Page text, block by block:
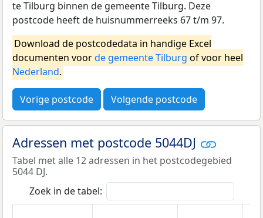
te Tilburg binnen de gemeente Tilburg. Deze
postcode heeft de huisnummerreeks 67 t/m 97.
Download de postcodedata in handige Excel
documenten voorde gemeente Tilburg of voor heel
Nederland.
Vorige postcode Volgende postcode
Adressen met postcode 5044DJ
Tabel met alle 12 adressen in het postcodegebied
5044 DJ.
Zoek in de tabel: